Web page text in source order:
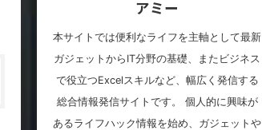
アミー
本サイトでは便利なライフを主軸として最新
ガジェットからIT分野の基礎、またビジネス
で役立つExcelスキルなど、幅広く発信する
総合情報発信サイトです。 個人的に興味が
あるライフハック情報を始め、ガジェットや